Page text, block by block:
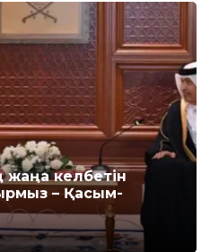
жаңа келбетін
– Қасым-